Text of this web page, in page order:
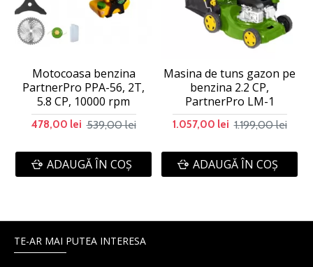
Motocoasa benzina
PartnerPro PPA-56, 2T,
5.8 CP, 10000 rpm
478,00 lei 539,00 lei
ADAUGĂ ÎN COŞ
Masina de tuns gazon pe
benzina 2.2 CP,
PartnerPro LM-1
1.057,00 lei 1.199,00 lei
ADAUGĂ ÎN COŞ
TE-AR MAI PUTEA INTERESA